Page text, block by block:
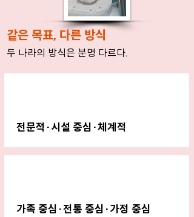
같은 목표, 다른 방식
두 나라의 방식은 분명 다르다.
전문적·시설 중심·체계적
가족 중심·전통 중심·가정 중심